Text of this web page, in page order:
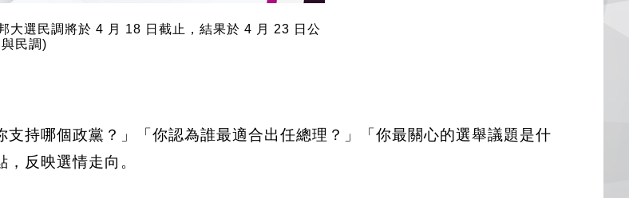
大選民調將於 4 月 18 日截止，結果於 4 月 23 日公
民調)
持哪個政黨？」「你認為誰最適合出任總理？」「你最關心的選舉議題是什
反映選情走向。